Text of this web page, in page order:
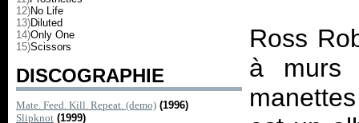
12)No Life
13)Diluted
14)Only One
15)Scissors
DISCOGRAPHIE
Mate. Feed. Kill. Repeat. (demo) (1996)
Slipknot (1999)
Ross
à murs